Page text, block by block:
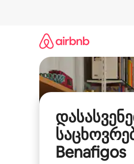
Benafigos